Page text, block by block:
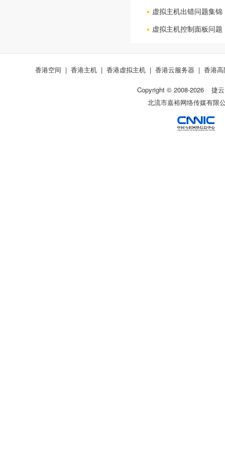
虚拟主机出错问题集锦
虚拟主机控制面板问题
香港空间 | 香港主机 | 香港虚拟主机 | 香港云服务器 | 香港
Copyright © 2008-2026
捷云
北流市嘉裕网络传媒有限